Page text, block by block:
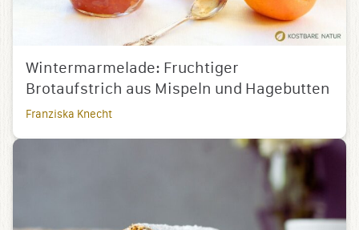
Wintermarmelade: Fruchtiger
Brotaufstrich aus Mispeln und Hagebutten
Franziska Knecht